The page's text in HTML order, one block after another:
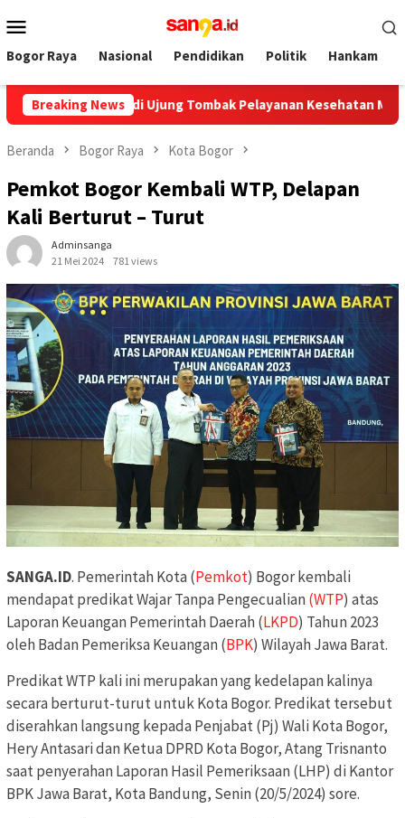
ke
kontenMobile
Bogor Raya Nasional Pendidikan Politik Hankam
Breaking News
Wajib Jadi Ujung Tombak Pelayanan Kesehatan Masyarakat
Beranda Bogor Raya Kota Bogor
Pemkot Bogor Kembali WTP, Delapan
Kali Berturut – Turut
Adminsanga
21 Mei 2024
781 views
SANGA.ID. Pemerintah Kota (Pemkot) Bogor kembali
mendapat predikat Wajar Tanpa Pengecualian(WTP) atas
Laporan Keuangan Pemerintah Daerah (LKPD) Tahun 2023
oleh Badan Pemeriksa Keuangan (BPK) Wilayah Jawa Barat.
Predikat WTP kali ini merupakan yang kedelapan kalinya
secara berturut-turut untuk Kota Bogor. Predikat tersebut
diserahkan langsung kepada Penjabat (Pj) Wali Kota Bogor,
Hery Antasari dan Ketua DPRD Kota Bogor, Atang Trisnanto
saat penyerahan Laporan Hasil Pemeriksaan (LHP) di Kantor
BPK Jawa Barat, Kota Bandung, Senin (20/5/2024) sore.